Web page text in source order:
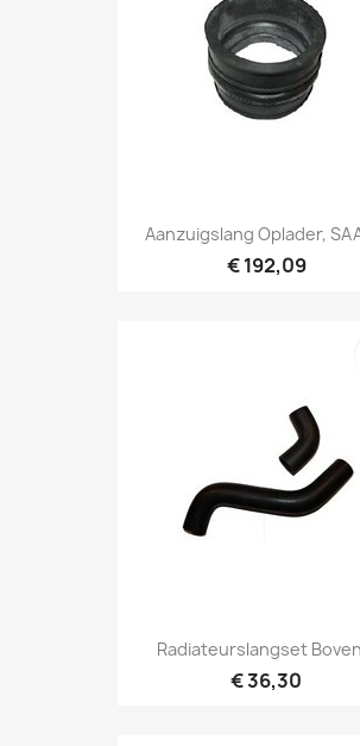
Aanzuigslang Oplader,
€ 192,09
Radiateurslangset
€ 36,30